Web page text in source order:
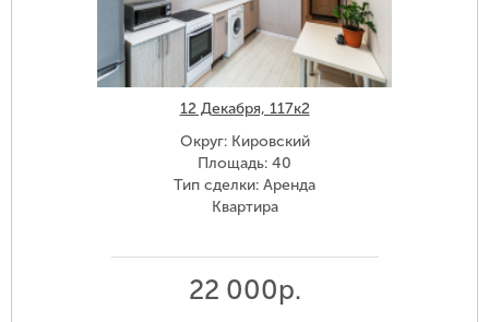
12 Декабря, 117к2
Округ: Кировский
Площадь: 40
Тип сделки: Аренда
Квартира
22 000р.